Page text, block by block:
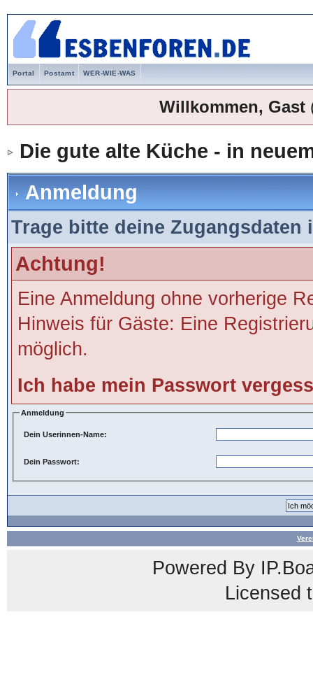
Portal Postamt WER-WIE-WAS
Willkommen, Gast
Die gute alte Küche - in
Anmeldung
Trage bitte deine
Achtung!
Eine Anmeldung ohne vorherige
Hinweis für Gäste: Eine
möglich.
Ich habe mein Passwort
Anmeldung
Dein Userinnen-Name:
Dein Passwort:
Powered By
Licensed